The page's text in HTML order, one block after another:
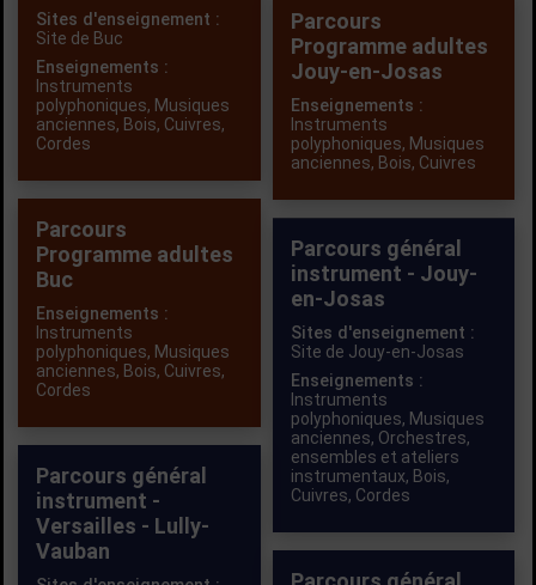
Sites d'enseignement :
Site de Buc
Enseignements :
Instruments
polyphoniques, Musiques
anciennes, Bois, Cuivres,
Cordes
Parcours
Programme adultes
Jouy-en-Josas
Enseignements :
Instruments
polyphoniques, Musiques
anciennes, Bois, Cuivres
Parcours
Programme adultes
Buc
Enseignements :
Instruments
polyphoniques, Musiques
anciennes, Bois, Cuivres,
Cordes
Parcours général
instrument - Jouy-
en-Josas
Sites d'enseignement :
Site de Jouy-en-Josas
Enseignements :
Instruments
polyphoniques, Musiques
anciennes, Orchestres,
ensembles et ateliers
instrumentaux, Bois,
Cuivres, Cordes
Parcours général
instrument -
Versailles - Lully-
Vauban